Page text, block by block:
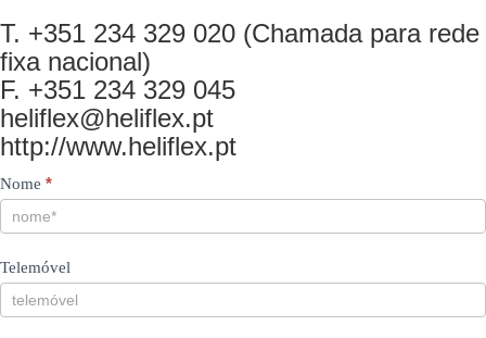
T. +351 234 329 020 (Chamada para rede
fixa nacional)
F. +351 234 329 045
heliflex@heliflex.pt
http://www.heliflex.pt
Contacts
PT
Nome *
Telemóvel
If
you
are
leave
this
field